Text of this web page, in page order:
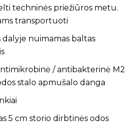
techninės priežiūros metu.
transportuoti
dalyje nuimamas baltas
/ antibakterinė M2
stalo apmušalo danga
5 cm storio dirbtinės odos